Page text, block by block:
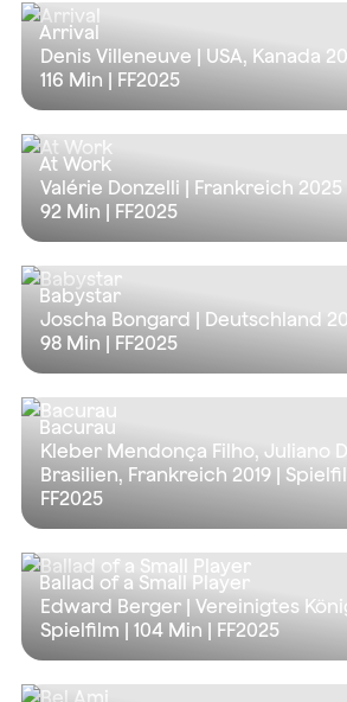
Arrival
Denis Villeneuve | USA, Kanada
116 Min | FF2025
At Work
Valérie Donzelli | Frankreich 2025
92 Min | FF2025
Babystar
Joscha Bongard | Deutschland
98 Min | FF2025
Bacurau
Kleber Mendonça Filho, Juliano
Brasilien, Frankreich 2019 |
FF2025
Ballad of a Small Player
Edward Berger | Vereinigtes
Spielfilm | 104 Min | FF2025